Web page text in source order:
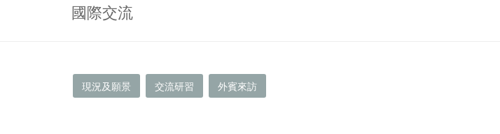
國際交流
現況及願景 交流研習 外賓來訪